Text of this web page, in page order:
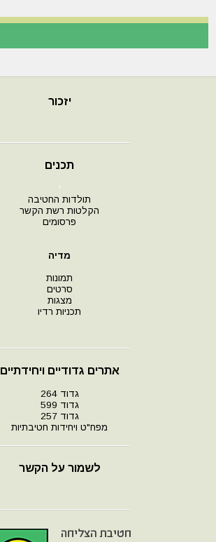
יזכור
תכנים
י
תולדות החטיבה
הקלטות רשת הקשר
פרסומים
מדיה
תמונות
סרטים
מצגות
תכניות רדיו
אתרים גדודיים ויחידתיים
גדוד 264
גדוד 599
גדוד 257
מפח"ט ויחידות חטיבתיות
לשמור על הקשר